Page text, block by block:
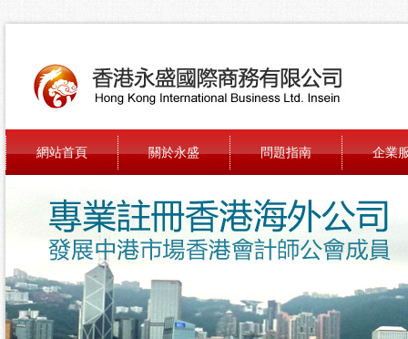
網站首頁 關於永盛 問題指南 企業